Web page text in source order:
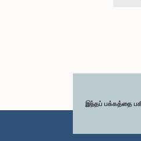
இந்தப் பக்கத்தை